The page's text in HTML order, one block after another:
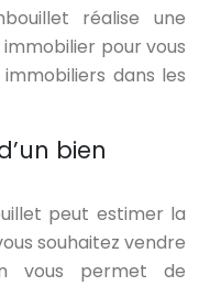
réalise une
pour vous
dans les
bien
peut estimer la
souhaitez vendre
vous permet de